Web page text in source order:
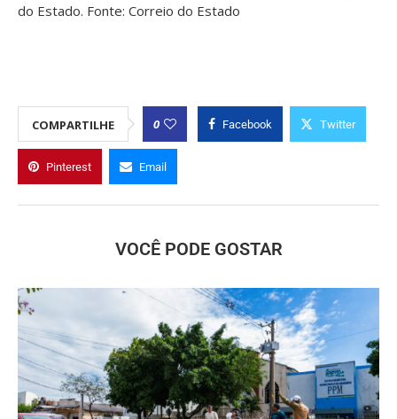
do Estado. Fonte: Correio do Estado
COMPARTILHE 0 Facebook Twitter
Pinterest Email
VOCÊ PODE GOSTAR